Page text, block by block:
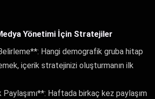
Yönetimi İçin Stratejiler
Hangi demografik gruba hitap
içerik stratejinizi oluşturmanın ilk
Haftada birkaç kez paylaşım